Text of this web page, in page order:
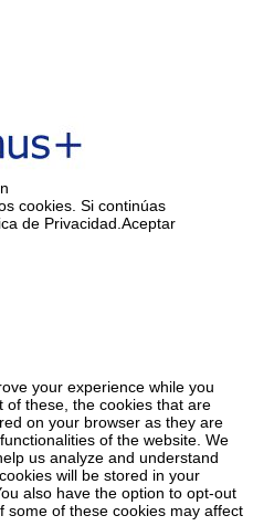
cookies. Si continúas
de Privacidad. Aceptar
your experience while you
of these, the cookies that are
on your browser as they are
of the website. We
us analyze and understand
will be stored in your
also have the option to opt-out
some of these cookies may affect